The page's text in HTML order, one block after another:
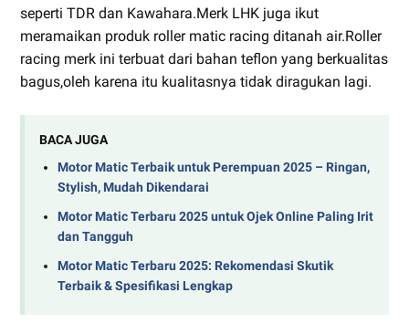
seperti TDR dan Kawahara.Merk LHK juga ikut
meramaikan produk roller matic racing ditanah air.Roller
racing merk ini terbuat dari bahan teflon yang berkualitas
bagus,oleh karena itu kualitasnya tidak diragukan lagi.
BACA JUGA
Motor Matic Terbaik untuk Perempuan 2025 – Ringan,
Stylish, Mudah Dikendarai
Motor Matic Terbaru 2025 untuk Ojek Online Paling Irit
dan Tangguh
Motor Matic Terbaru 2025: Rekomendasi Skutik
Terbaik & Spesifikasi Lengkap